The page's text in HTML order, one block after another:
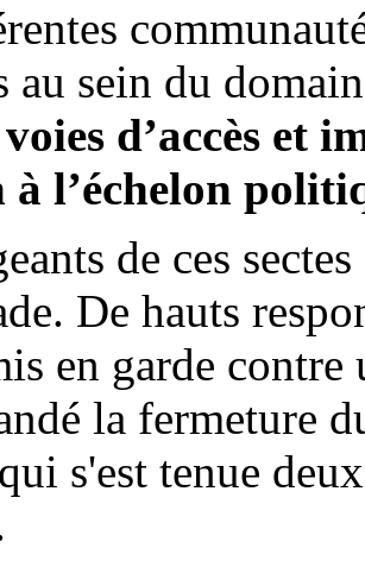
au sein du
d’accès et
à l’échelon
de ces
De hauts
en garde contre
la fermeture
s'est tenue